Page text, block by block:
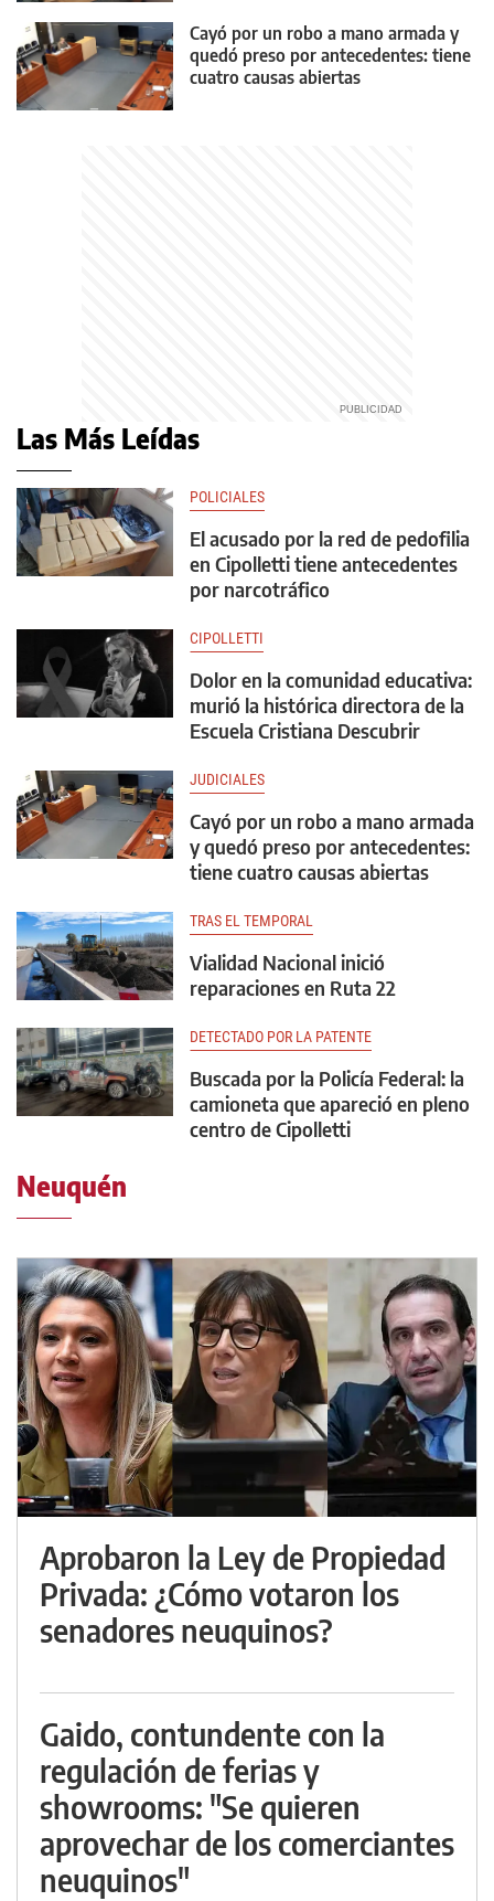
Cayó por un robo a mano armada y
quedó preso por antecedentes: tiene
cuatro causas abiertas
Las Más Leídas
POLICIALES
El acusado por la red de pedofilia
en Cipolletti tiene antecedentes
por narcotráfico
CIPOLLETTI
Dolor en la comunidad educativa:
murió la histórica directora de la
Escuela Cristiana Descubrir
JUDICIALES
Cayó por un robo a mano armada
y quedó preso por antecedentes:
tiene cuatro causas abiertas
TRAS EL TEMPORAL
Vialidad Nacional inició
reparaciones en Ruta 22
DETECTADO POR LA PATENTE
Buscada por la Policía Federal: la
camioneta que apareció en pleno
centro de Cipolletti
Neuquén
Aprobaron la Ley de Propiedad
Privada: ¿Cómo votaron los
senadores neuquinos?
Gaido, contundente con la
regulación de ferias y
showrooms: "Se quieren
aprovechar de los comerciantes
neuquinos"